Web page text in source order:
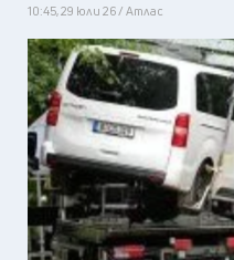
10:45, 29 юли 26 / Атлас